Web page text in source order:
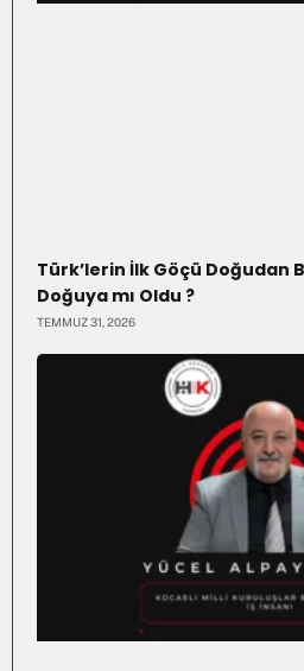
Türk’lerin İlk Göçü Doğudan
Doğuya mı Oldu ?
TEMMUZ 31, 2026